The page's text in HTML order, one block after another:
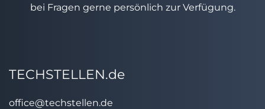
bei Fragen gerne persönlich zur Verfügung.
TECHSTELLEN.de
office@techstellen.de